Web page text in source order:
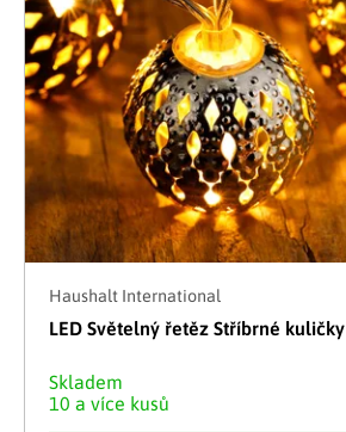
Haushalt International
LED Světelný řetěz Stříbrné kuličky
Skladem
10 a více kusů